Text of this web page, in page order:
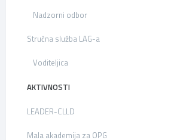
Nadzorni odbor
Stručna služba LAG-a
Voditeljica
AKTIVNOSTI
LEADER-CLLD
Mala akademija za OPG